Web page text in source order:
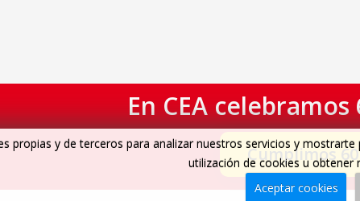
En CEA
Cumplimos
propias y de terceros para analizar nuestros servicios y
utilización de cookies u obtener
Aceptar cookies